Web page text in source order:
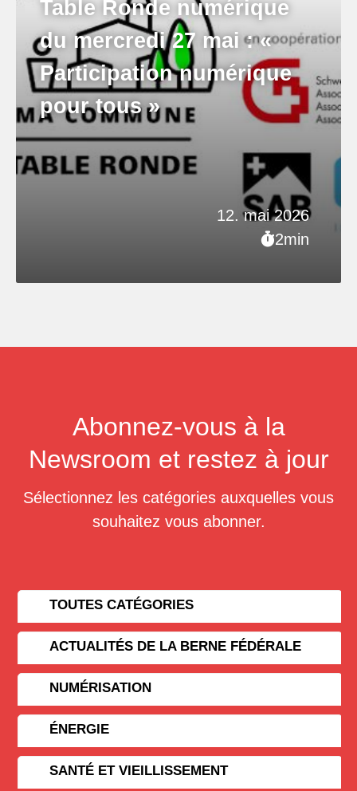
12. mai 2026
2min
Table Ronde numérique
du mercredi 27 mai : «
Participation numérique
pour tous »
Abonnez-vous à la
Newsroom et restez à jour
Sélectionnez les catégories auxquelles vous
souhaitez vous abonner.
TOUTES CATÉGORIES
ACTUALITÉS DE LA BERNE FÉDÉRALE
NUMÉRISATION
ÉNERGIE
SANTÉ ET VIEILLISSEMENT